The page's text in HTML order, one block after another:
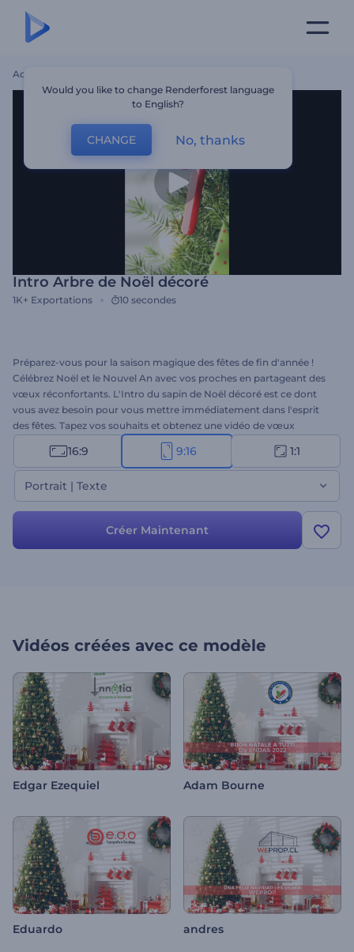
Accueil
Intro Arbre de Noël décoré
1K+ Exportations 10 secondes
Préparez-vous pour la saison magique des fêtes de fin d'année !
Célébrez Noël et le Nouvel An avec vos proches en partageant des
vœux réconfortants. L'Intro du sapin de Noël décoré est ce dont
vous avez besoin pour vous mettre immédiatement dans l'esprit
des fêtes. Tapez vos souhaits et obtenez une vidéo de vœux
professionnelle en quelques minutes. Parfaitement adapté aux
intros de vacances, aux salutations vidéo, aux publicités du Nouvel
An et de Noël, aux invitations à des fêtes et à bien d'autres projets.
Essayez-le dès maintenant !
16:9 9:16 1:1
Portrait | Texte
Créer Maintenant
Vidéos créées avec ce modèle
Edgar Ezequiel Adam Bourne
Eduardo andres
Would you like to change Renderforest language
to English?
CHANGE No, thanks